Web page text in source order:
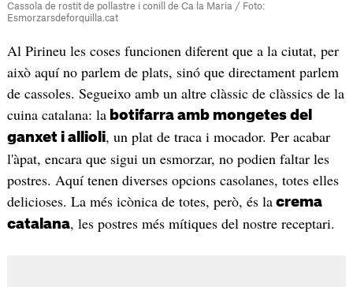
Cassola de rostit de pollastre i conill de Ca la Maria / Foto:
Esmorzarsdeforquilla.cat
Al Pirineu les coses funcionen diferent que a la ciutat, per
això aquí no parlem de plats, sinó que directament parlem
de cassoles. Segueixo amb un altre clàssic de clàssics de la
cuina catalana: la botifarra amb mongetes del
ganxet i allioli, un plat de traca i mocador. Per acabar
l'àpat, encara que sigui un esmorzar, no podien faltar les
postres. Aquí tenen diverses opcions casolanes, totes elles
delicioses. La més icònica de totes, però, és la crema
catalana, les postres més mítiques del nostre receptari.